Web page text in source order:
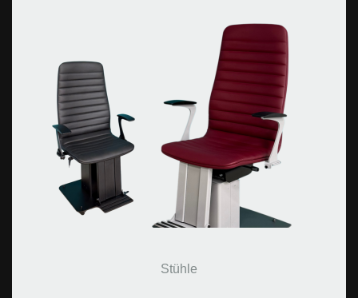
Stühle